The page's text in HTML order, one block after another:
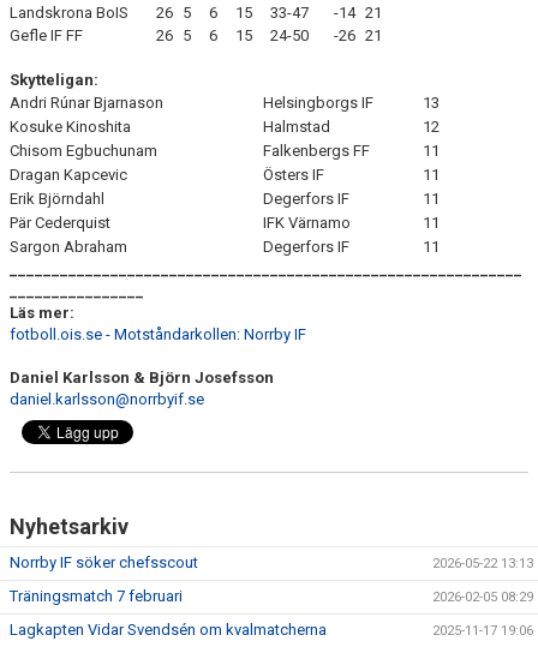
Landskrona BoIS
26 5 6 15 33-47 -14 21
Gefle IF FF
26 5 6 15 24-50 -26 21
Skytteligan:
Andri Rúnar Bjarnason
Helsingborgs IF
13
Kosuke Kinoshita
Halmstad
12
Chisom Egbuchunam
Falkenbergs FF
11
Dragan Kapcevic
Östers IF
11
Erik Björndahl
Degerfors IF
11
Pär Cederquist
IFK Värnamo
11
Sargon Abraham
Degerfors IF
11
Läs mer:
fotboll.ois.se - Motståndarkollen: Norrby IF
Daniel Karlsson & Björn Josefsson
daniel.karlsson@norrbyif.se
Nyhetsarkiv
Norrby IF söker chefsscout 2026-05-22 13:13
Träningsmatch 7 februari 2026-02-05 08:29
Lagkapten Vidar Svendsén om kvalmatcherna 2025-11-17 19:06